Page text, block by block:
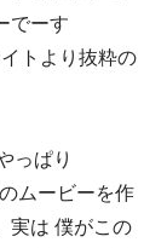
でーす
トより抜粋の
っぱり
ムービーを作
実は 僕がこの